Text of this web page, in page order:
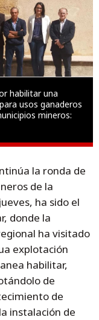
habilitar una
usos ganaderos
mineros:
la ronda de
de la
ha sido el
donde la
ha visitado
explotación
habilitar,
de
de
instalación de